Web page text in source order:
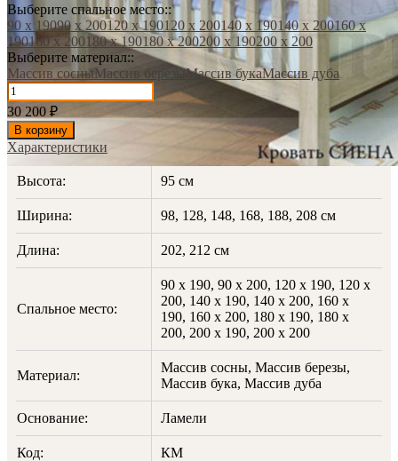
Выберите спальное место::
90 х 19090 х 200120 х 190120 х 200140 х 190140 х 200160 х
190160 х 200180 х 190180 х 200200 х 190200 х 200
Выберите материал::
Массив сосныМассив березыМассив букаМассив дуба
30 200 ₽
В корзину
Характеристики
Высота: 95 см
Ширина: 98, 128, 148, 168, 188, 208 см
Длина: 202, 212 см
Спальное место:
90 х 190, 90 х 200, 120 х 190, 120 х
200, 140 х 190, 140 х 200, 160 х
190, 160 х 200, 180 х 190, 180 х
200, 200 х 190, 200 х 200
Материал:
Массив сосны, Массив березы,
Массив бука, Массив дуба
Основание: Ламели
Код: КМ